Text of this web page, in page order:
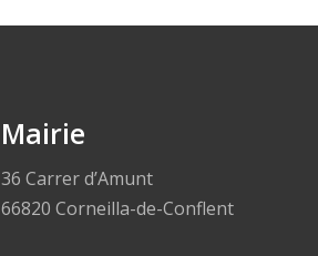
Mairie
36 Carrer d’Amunt
66820 Corneilla-de-Conflent